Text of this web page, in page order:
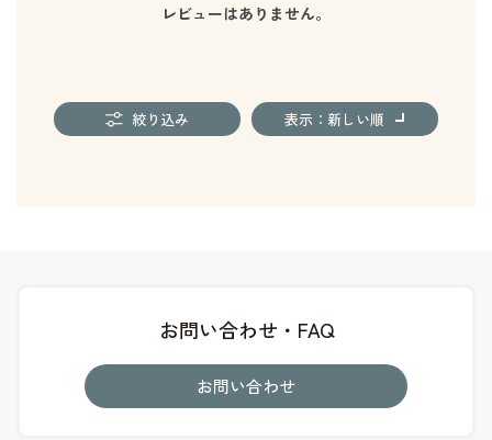
レビューはありません。
絞り込み 表示：新しい順
お問い合わせ・FAQ
お問い合わせ